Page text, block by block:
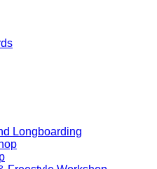
Longboarding